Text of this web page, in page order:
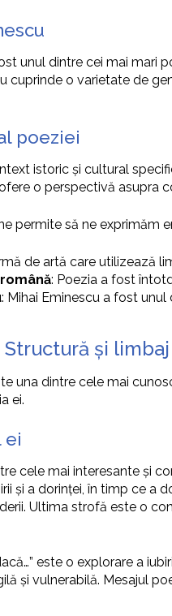
unul dintre cei mai
cuprinde o varietate de
poeziei
istoric și cultural
o perspectivă asupra
permite să ne exprimăm
de artă care utilizează
: Poezia a fost
: Mihai Eminescu a fost
Structură și limbaj
una dintre cele mai
ei.
ei
cele mai interesante și
și a dorinței, în timp ce a
Ultima strofă este o
este o explorare a
și vulnerabilă. Mesajul